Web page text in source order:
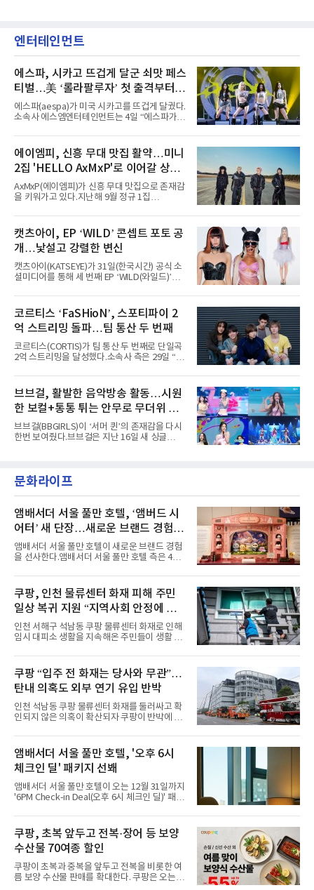
엔터테인먼트
에스파, 시카고 뜨겁게 달군 쇠맛 페스
티벌…美 ‘롤라팔루자’ 첫 출격부터
증명한 존재감
에스파(aespa)가 미국 시카고를 뜨겁게 달궜다.
소속사 에스엠엔터테인먼트는 4일 “에스파가
서 열린 ‘롤라팔루자 시카고’(Lollapalooza
Chicago)의 알리안츠 스테이지에 올랐다”며
“총 14곡으로 구성된 세트리스트를 선사, 데뷔 7
년 차다운 노련한 무대 매너와 파워풀한 에너지
로 현장의 분위기를 압도했다”고 밝혔다.1991
년 시작된 ‘롤라팔루자’는 8개 스테이지, 170여
팀의 아티스트와 40만 명 이상의 관객이 운집하
코르티스 등 K팝 스타들이 출연진 명단에 이름
을 올렸다.이날 에스파는
에이엠피, 신흥 무대 맛집 활약…미니
2집 'HELLO AxMxP'로 이어갈 상승
세
AxMxP(에이엠피)가 신흥 무대 맛집으로 존재감
을 키워가고 있다.지난해 9월 정규 1집
AxMxP는 데뷔 전부터 버스킹과 각종 페스티벌,
공연 무대에 오르며 실전 경험을 쌓아왔다.이들
은 소속사 패밀리 콘서트를 비롯해 '뷰티풀 민트
라이프 2025', '2025 부산국제록페스티벌' 등 대
형 무대에 잇달아 출연해 당찬 에너지와 풋풋한
매력으로 음악팬들의 눈도장을 찍었다.이후
AxMxP는 '카운트다운 판타지 2025-2026',
정적인 실력을 입증했고, 올해 '2026 어썸뮤직
페스티벌', '뷰티풀 민트 라이프 2026', '2026
캣츠아이, EP ‘WILD’ 콘셉트 포토 공
개…낯설고 강렬한 변신
캣츠아이(KATSEYE)가 31일(한국시간) 공식 소
셜미디어를 통해 세 번째 EP ‘WILD(와일드)’의
heart(와일드 하트)’라는 제목이 붙은 콘셉트 포
토에는 멤버들의 본능적이고 야성적인 면모가
강렬하게 담겼다. 짙은 아이섀도와 푸른빛·금빛·
붉은빛의 컬러 렌즈가 비현실적인 분위기를 자
아내고, 여러 원색이 불규칙하게 뒤섞인 멀티컬
러 헤어와 과감한 블루·블랙 립 메이크업이 낯설
고도 매혹적인 비주얼을 완성했다.스타일링 역
엣을 거침없이 결합했다. 멤버들은 각기 다른 개
성을 살린 스타일링을 선
코르티스 ‘FaSHioN’, 스포티파이 2
억 스트리밍 돌파…팀 통산 두 번째
코르티스(CORTIS)가 팀 통산 두 번째로 단일곡
2억 스트리밍을 달성했다.소속사 측은 29일 “코
벌 오디오·음원 스트리밍 플랫폼 스포티파이에
서 27일 자로 누적 재생 수 2억 회를 돌파했
다”고 밝혔다.곡이 발표된 지 약 10개월 만이다.
팀의 첫 번째 2억 스트리밍 곡은 동일 음반에 수
록된 ‘GO!’다. 이 노래는 공개 약 9개월 만인 지
난달 26일 자에 2억 고지를 밟았다. 이는 최근 5
년 내 데뷔한 보이그룹의 곡 중 최단기 2억 달성
했다. “내 티, 5 bucks 바지는, 만원” 등 멤버들
의 라이프 스타일
브브걸, 활발한 음악방송 활동…시원
한 보컬+통통 튀는 안무로 무더위 사
냥
브브걸(BBGIRLS)이 ‘서머 퀸’의 존재감을 다시
한번 보여줬다.브브걸은 지난 16일 새 싱글
MBC '쇼! 음악중심', SBS '인기가요' 등 주요 음
악방송 무대에 올라 화려한 퍼포먼스를 펼쳤다.
력을 앞세워 매 무대 색다른 볼거리를 선사했다.
특히 화사한 파스텔 톤의 비치웨어부터 청량한
마린룩, 햇살 아래 반짝이는 물결을 연상시키는
스커트, 강렬한 붉은 계열의 스타일링까지 각기
다른 매력을 선보였다. 브브걸은 다채로운 여름
패션을 완벽하게 소화하며 보
문화라이프
앰배서더 서울 풀만 호텔, ‘앰버드 시
어터’ 새 단장…새로운 브랜드 경험 선
사
앰배서더 서울 풀만 호텔이 새로운 브랜드 경험
을 선사한다.앰배서더 서울 풀만 호텔 측은 4일
이야기를 담은 인형 극장 콘셉트의 공간 ‘앰버드
시어터(Ambird Theater)’를 새롭게 선보인
다”고 밝혔다.앰배서더 서울 풀만 호텔은 로비
한편에 마련된 앰버드 존을 통해 앰버드의 세계
관을 소개해왔다. 앰버드 존은 앰버드가 우주여
행 중 수집한 다양한 굿즈를 전시한 '앰버드 플래
닛(Ambird Planet)과 계절별 플라워 연출로 사
라 극장을 모티브로 한 데코레이션으로 구성됐
다. 무대 공간 및 티켓 박스
쿠팡, 인천 물류센터 화재 피해 주민
일상 복귀 지원 “지역사회 안정에 총
력”
인천 서해구 석남동 쿠팡 물류센터 화재로 인해
임시 대피소 생활을 지속해온 주민들이 생활 터
필먼트서비스(CFS)가 지난 28일부터 화재 피해
주민을 대상으로 전문 출장 청소서비스 지원에
나섬으로써 본격적인 지역사회 복구 작업이 시
작된 것이다.대피소 주민 중심 청소 접수, 첫날
부터 2가구 지원 완료CFS는 신현초등학교, 신
현북초등학교, 신현여자중학교 등 인천 서해구
관내 임시 대피소 3곳에서 체류해온 화재 피해
민들의 호응 속에 CFS는 즉시 행동에 나섰다. 지
난 28일 오후 전문 청소업체와
쿠팡 “입주 전 화재는 당사와 무관”…
탄내 의혹도 외부 연기 유입 반박
인천 석남동 쿠팡 물류센터 화재를 둘러싸고 확
인되지 않은 의혹이 확산되자 쿠팡이 반박에 나
에 대해서는 외부 화재 연기 유입이라고 설명했
고, 2023년 같은 물류센터에서 발생한 화재에
대해서도 쿠팡 입주 전 공사 과정에서 벌어진 일
이라며 선을 그었다.쿠팡은 21일 인천 물류센터
내부에서 불이 타는 냄새가 났다는 의혹과 관련
해 “사실무근”이라는 입장을 밝혔다.회사 측은
“인근에서 지난 15일 다른 회사에서 발생한 대
것으로 확인됐다”고 설명했다.이어 “정확한 화
재 원인은 추후 조사될
앰배서더 서울 풀만 호텔, '오후 6시
체크인 딜' 패키지 선봬
앰배서더 서울 풀만 호텔이 오는 12월 31일까지
'6PM Check-in Deal(오후 6시 체크인 딜)' 패키
으로 여유로운 저녁 시간부터 호텔 스테이를 시
작할 수 있도록 준비됐다.앰배서더 서울 풀만 호
텔 측은 “퇴근 후 또는 주말 도심 속에서 짧지만
온전한 휴식을 원하는 고객들에게 특별한 경험
을 제공한다”고 밝혔다.패키지는 디럭스와 이그
제큐티브 두 가지 타입으로 구성된다. 디럭스 패
키지는 객실 1박(룸 온리)으로 심플한 호캉스를
쿠팡, 초복 앞두고 전복·장어 등 보양
수산물 70여종 할인
쿠팡이 초복과 중복을 앞두고 전복을 비롯한 여
름 보양 수산물 판매를 확대한다. 쿠팡은 오는